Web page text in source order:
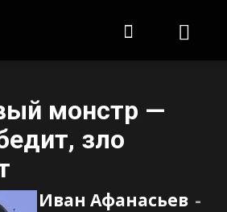
монстр —
зло
Иван Афанасьев -